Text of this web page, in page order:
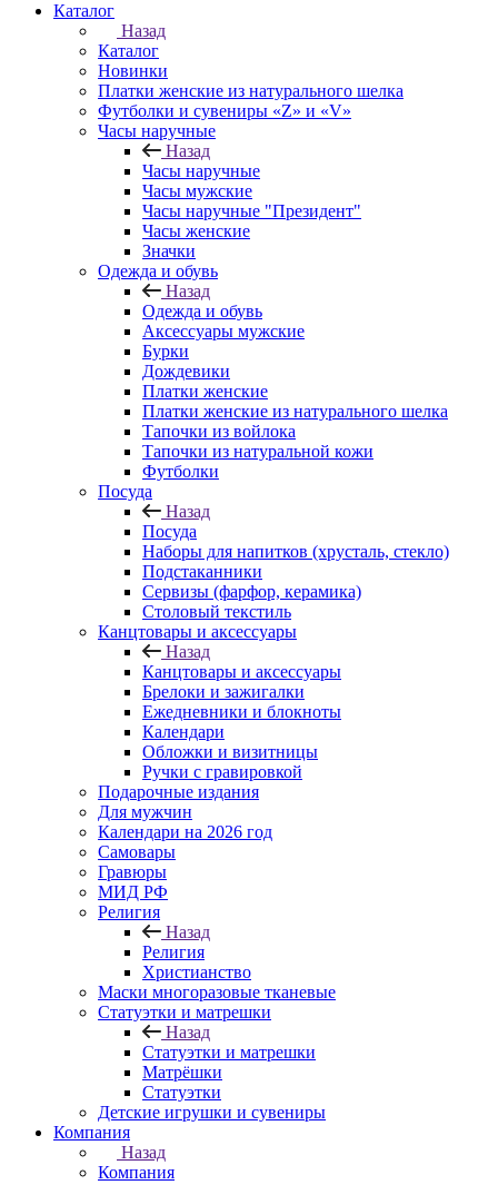
Каталог
Назад
Каталог
Новинки
Платки женские из натурального шелка
Футболки и сувениры «Z» и «V»
Часы наручные
Назад
Часы наручные
Часы мужские
Часы наручные "Президент"
Часы женские
Значки
Одежда и обувь
Назад
Одежда и обувь
Аксессуары мужские
Бурки
Дождевики
Платки женские
Платки женские из натурального шелка
Тапочки из войлока
Тапочки из натуральной кожи
Футболки
Посуда
Назад
Посуда
Наборы для напитков (хрусталь, стекло)
Подстаканники
Сервизы (фарфор, керамика)
Столовый текстиль
Канцтовары и аксессуары
Назад
Канцтовары и аксессуары
Брелоки и зажигалки
Ежедневники и блокноты
Календари
Обложки и визитницы
Ручки с гравировкой
Подарочные издания
Для мужчин
Календари на 2026 год
Самовары
Гравюры
МИД РФ
Религия
Назад
Религия
Христианство
Маски многоразовые тканевые
Статуэтки и матрешки
Назад
Статуэтки и матрешки
Матрёшки
Статуэтки
Детские игрушки и сувениры
Компания
Назад
Компания